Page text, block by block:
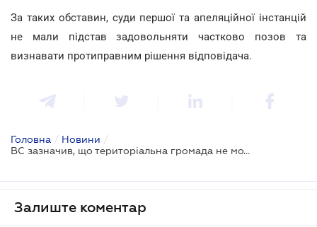
За таких обставин, суди першої та апеляційної інстанцій
не мали підстав задовольняти частково позов та
визнавати протиправним рішення відповідача.
Головна / Новини /
ВС зазначив, що територіальна громада не може бути зареєстрована як юрособа
Залиште коментар